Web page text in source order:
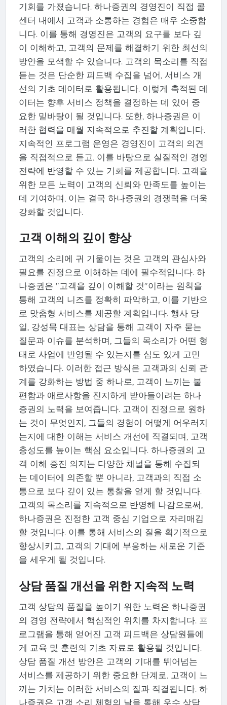
기회를 가졌습니다. 하나증권의 경영진이 직접 콜
센터 내에서 고객과 소통하는 경험은 매우 소중합
니다. 이를 통해 경영진은 고객의 요구를 보다 깊
이 이해하고, 고객의 문제를 해결하기 위한 최선의
방안을 모색할 수 있습니다. 고객의 목소리를 직접
듣는 것은 단순한 피드백 수집을 넘어, 서비스 개
선의 기초 데이터로 활용됩니다. 이렇게 축적된 데
이터는 향후 서비스 정책을 결정하는 데 있어 중
요한 밑바탕이 될 것입니다. 또한, 하나증권은 이
러한 협력을 매월 지속적으로 추진할 계획입니다.
지속적인 프로그램 운영은 경영진이 고객의 의견
을 직접적으로 듣고, 이를 바탕으로 실질적인 경영
전략에 반영할 수 있는 기회를 제공합니다. 고객을
위한 모든 노력이 고객의 신뢰와 만족도를 높이는
데 기여하며, 이는 결국 하나증권의 경쟁력을 더욱
강화할 것입니다.
고객 이해의 깊이 향상
고객의 소리에 귀 기울이는 것은 고객의 관심사와
필요를 진정으로 이해하는 데에 필수적입니다. 하
나증권은 "고객을 깊이 이해할 것"이라는 원칙을
통해 고객의 니즈를 정확히 파악하고, 이를 기반으
로 맞춤형 서비스를 제공할 계획입니다. 행사 당
일, 강성묵 대표는 상담을 통해 고객이 자주 묻는
질문과 이슈를 분석하며, 그들의 목소리가 어떤 형
태로 사업에 반영될 수 있는지를 심도 있게 고민
하였습니다. 이러한 접근 방식은 고객과의 신뢰 관
계를 강화하는 방법 중 하나로, 고객이 느끼는 불
편함과 애로사항을 진지하게 받아들이려는 하나
증권의 노력을 보여줍니다. 고객이 진정으로 원하
는 것이 무엇인지, 그들의 경험이 어떻게 어우러지
는지에 대한 이해는 서비스 개선에 직결되며, 고객
충성도를 높이는 핵심 요소입니다. 하나증권의 고
객 이해 증진 의지는 다양한 채널을 통해 수집되
는 데이터에 의존할 뿐 아니라, 고객과의 직접 소
통으로 보다 깊이 있는 통찰을 얻게 할 것입니다.
고객의 목소리를 지속적으로 반영해 나감으로써,
하나증권은 진정한 고객 중심 기업으로 자리매김
할 것입니다. 이를 통해 서비스의 질을 획기적으로
향상시키고, 고객의 기대에 부응하는 새로운 기준
을 세우게 될 것입니다.
상담 품질 개선을 위한 지속적 노력
고객 상담의 품질을 높이기 위한 노력은 하나증권
의 경영 전략에서 핵심적인 위치를 차지합니다. 프
로그램을 통해 얻어진 고객 피드백은 상담원들에
게 교육 및 훈련의 기초 자료로 활용될 것입니다.
상담 품질 개선 방안은 고객의 기대를 뛰어넘는
서비스를 제공하기 위한 중요한 단계로, 고객이 느
끼는 가치는 이러한 서비스의 질과 직결됩니다. 하
나증권은 고객 소리 체험의 날을 통해 우수 상담